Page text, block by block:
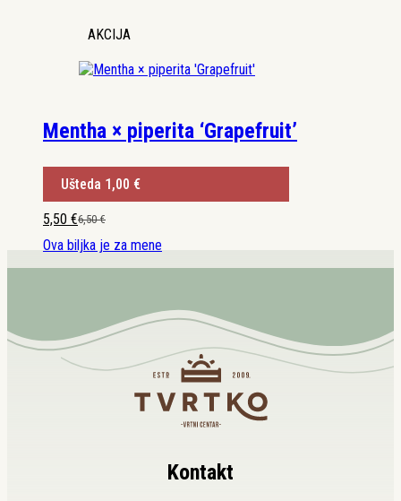
AKCIJA
Mentha × piperita ‘Grapefruit’
Ušteda 1,00 €
6,50€
Izvorna
cijena
5,50 €Trenutna
cijena
Ova biljka je za mene
Kontakt